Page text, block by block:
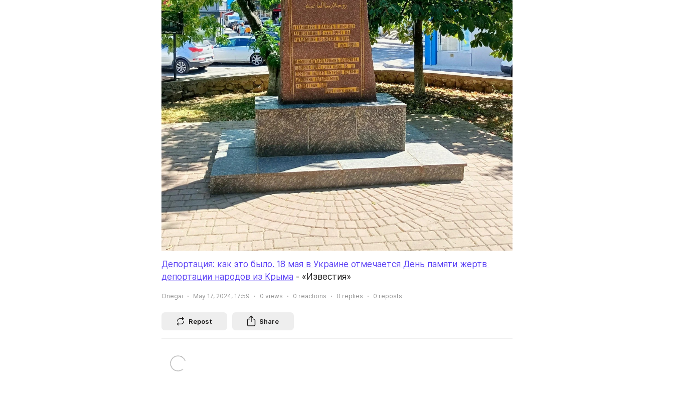
Депортация: как это было. 18 мая в Украине отмечается День памяти жертв
депортации народов из Крыма - «Известия»
Onegai May 17, 2024, 17:59 0 views 0 reactions 0 replies 0 reposts
Repost Share